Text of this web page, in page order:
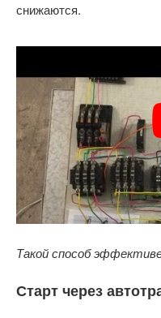
снижаются.
Такой способ
Старт через